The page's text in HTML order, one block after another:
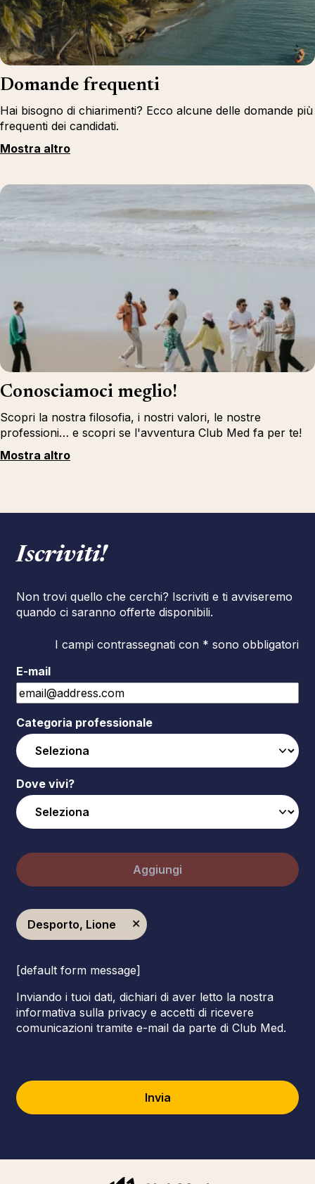
Domande frequenti
Hai bisogno di chiarimenti? Ecco alcune delle domande più
frequenti dei candidati.
Mostra altro
Conosciamoci meglio!
Scopri la nostra filosofia, i nostri valori, le nostre
professioni… e scopri se l'avventura Club Med fa per te!
Mostra altro
Iscriviti!
Non trovi quello che cerchi? Iscriviti e ti avviseremo
quando ci saranno offerte disponibili.
I campi contrassegnati con * sono obbligatori
E-mail
Categoria professionale
Dove vivi?
Aggiungi
Desporto, Lione
[default form message]
Inviando i tuoi dati, dichiari di aver letto la nostra
informativa sulla privacy e accetti di ricevere
comunicazioni tramite e-mail da parte di Club Med.
Invia